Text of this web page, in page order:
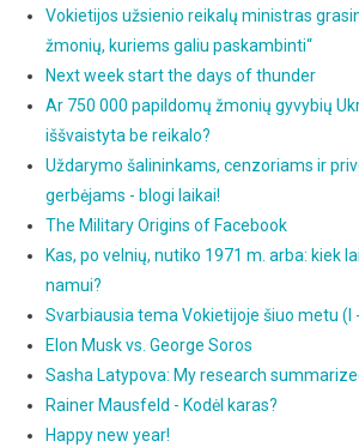
Vokietijos užsienio reikalų ministras
žmonių, kuriems galiu paskambinti“
Next week start the days of thunder
Ar 750 000 papildomų žmonių gyvybių
iššvaistyta be reikalo?
Uždarymo šalininkams, cenzoriams ir
gerbėjams - blogi laikai!
The Military Origins of Facebook
Kas, po velnių, nutiko 1971 m. arba: kiek
namui?
Svarbiausia tema Vokietijoje šiuo metu (I
Elon Musk vs. George Soros
Sasha Latypova: My research
Rainer Mausfeld - Kodėl karas?
Happy new year!